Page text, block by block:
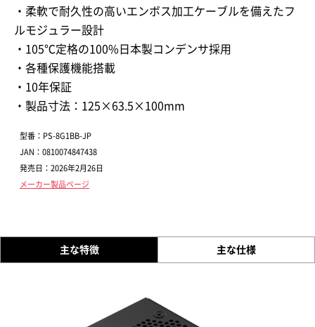
・柔軟で耐久性の高いエンボス加工ケーブルを備えたフ
ルモジュラー設計
・105℃定格の100%日本製コンデンサ採用
・各種保護機能搭載
・10年保証
・製品寸法：125×63.5×100mm
型番：PS-8G1BB-JP
JAN：0810074847438
発売日：2026年2月26日
メーカー製品ページ
主な特徴 主な仕様